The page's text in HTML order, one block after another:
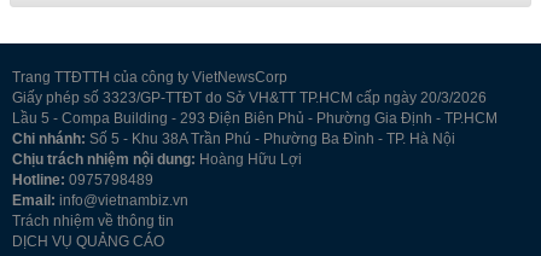
Trang TTĐTTH của công ty VietNewsCorp
Giấy phép số 3323/GP-TTĐT do Sở VH&TT TP.HCM cấp ngày 20/3/2026
Lầu 5 - Compa Building - 293 Điện Biên Phủ - Phường Gia Định - TP.HCM
Chi nhánh: Số 5 - Khu 38A Trần Phú - Phường Ba Đình - TP. Hà Nội
Chịu trách nhiệm nội dung: Hoàng Hữu Lợi
Hotline: 0975798489
Email: info@vietnambiz.vn
Trách nhiệm về thông tin
DỊCH VỤ QUẢNG CÁO